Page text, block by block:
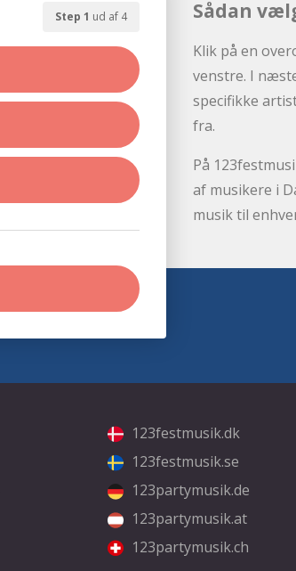
Step 1 ud af 4 Sådan
Klik på en
venstre. I
specifikke
fra.
På
af musikere i
musik til
123festmusik.dk
123festmusik.se
123partymusik.de
123partymusik.at
123partymusik.ch